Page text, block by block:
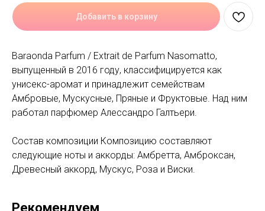
Добавить в корзину
Baraonda Parfum / Extrait de Parfum Nasomatto,
выпущенный в 2016 году, классифицируется как
унисекс-аромат и принадлежит семействам
Амбровые, Мускусные, Пряные и Фруктовые. Над ним
работал парфюмер Алессандро Галтьери.
Состав композиции Композицию составляют
следующие ноты и аккорды: Амбретта, Амброксан,
Древесный аккорд, Мускус, Роза и Виски.
Рекомендуем